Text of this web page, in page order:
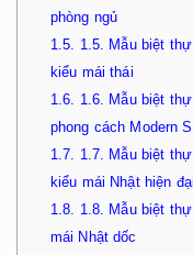
phòng ngủ
1.5. 1.5. Mẫu biệt
kiểu mái thái
1.6. 1.6. Mẫu biệt
phong cách Modern
1.7. 1.7. Mẫu biệt
kiểu mái Nhật hiện
1.8. 1.8. Mẫu biệt
mái Nhật dốc